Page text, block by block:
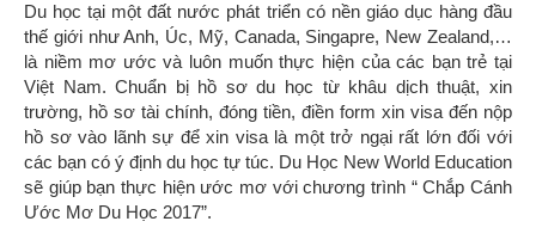
Du học tại một đất nước phát triển có nền giáo dục hàng đầu
thế giới như Anh, Úc, Mỹ, Canada, Singapre, New Zealand,…
là niềm mơ ước và luôn muốn thực hiện của các bạn trẻ tại
Việt Nam. Chuẩn bị hồ sơ du học từ khâu dịch thuật, xin
trường, hồ sơ tài chính, đóng tiền, điền form xin visa đến nộp
hồ sơ vào lãnh sự để xin visa là một trở ngại rất lớn đối với
các bạn có ý định du học tự túc. Du Học New World Education
sẽ giúp bạn thực hiện ước mơ với chương trình “ Chắp Cánh
Ước Mơ Du Học 2017”.